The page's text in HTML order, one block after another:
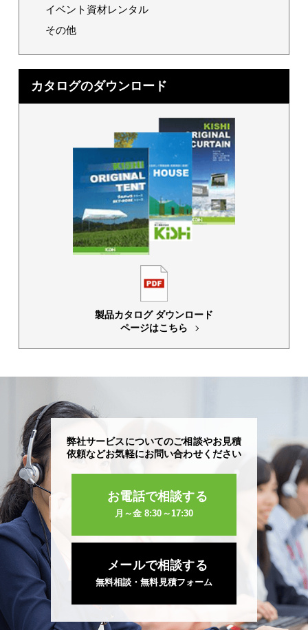
イベント資材レンタル
その他
カタログのダウンロード
製品カタログ ダウンロード
ページはこちら
弊社サービスについてのご相談やお見積
依頼などお気軽にお問い合わせください
お電話で相談する
月～金 8:30～17:30
メールで相談する
無料相談・無料見積フォーム